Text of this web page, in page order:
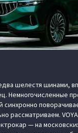
шелестя шинами,
Немногочисленные
рассматриваем.
— на